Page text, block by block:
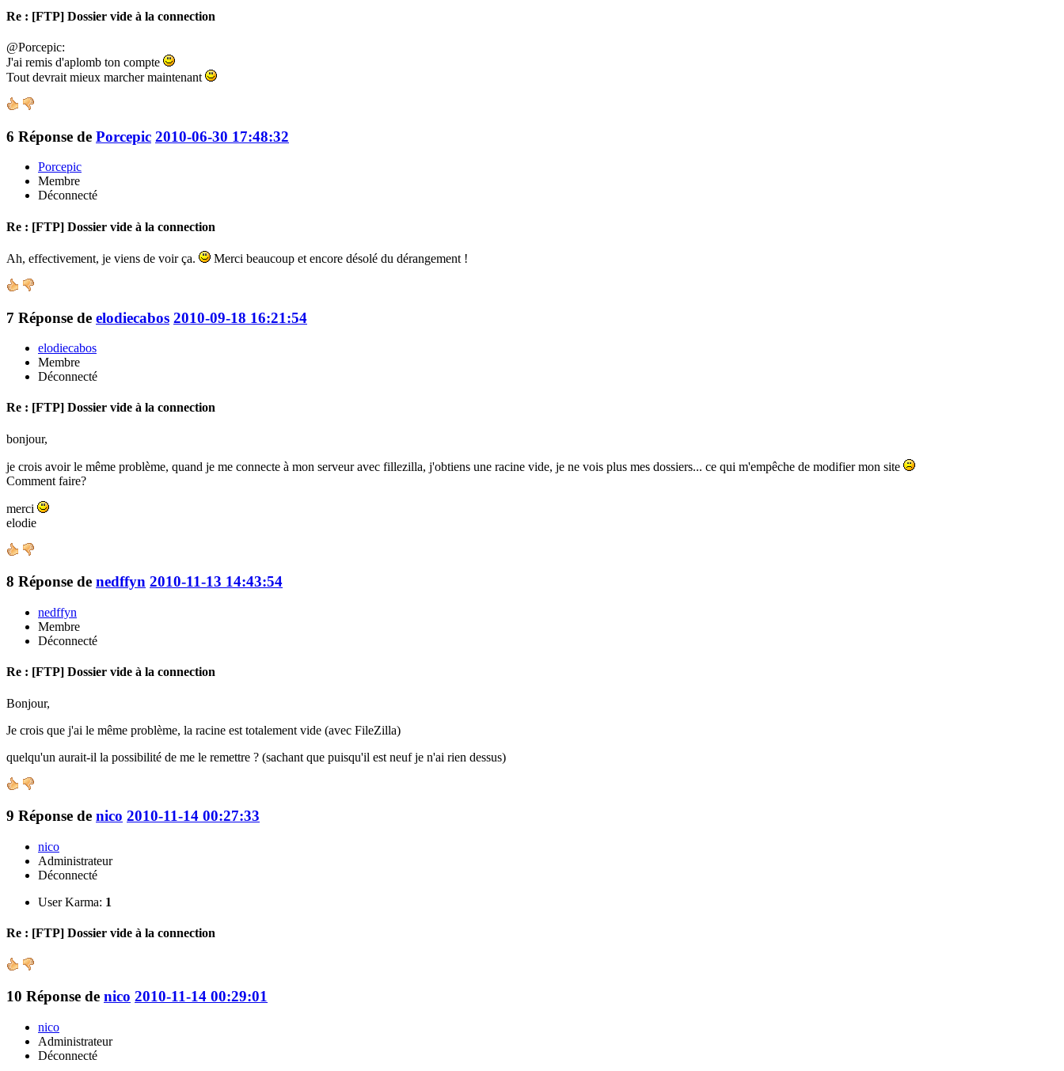
Re : [FTP] Dossier vide à la connection
@Porcepic:
J'ai remis d'aplomb ton compte
Tout devrait mieux marcher maintenant
6 Réponse de Porcepic 2010-06-30 17:48:32
Porcepic
Membre
Déconnecté
Re : [FTP] Dossier vide à la connection
Ah, effectivement, je viens de voir ça. Merci beaucoup et encore désolé du dérangement !
7 Réponse de elodiecabos 2010-09-18 16:21:54
elodiecabos
Membre
Déconnecté
Re : [FTP] Dossier vide à la connection
bonjour,
je crois avoir le même problème, quand je me connecte à mon serveur avec fillezilla, j'obtiens une racine vide, je ne vois plus mes dossiers... ce qui m'empêche de modifier mon site
Comment faire?
merci
elodie
8 Réponse de nedffyn 2010-11-13 14:43:54
nedffyn
Membre
Déconnecté
Re : [FTP] Dossier vide à la connection
Bonjour,
Je crois que j'ai le même problème, la racine est totalement vide (avec FileZilla)
quelqu'un aurait-il la possibilité de me le remettre ? (sachant que puisqu'il est neuf je n'ai rien dessus)
9 Réponse de nico 2010-11-14 00:27:33
nico
Administrateur
Déconnecté
User Karma: 1
Re : [FTP] Dossier vide à la connection
10 Réponse de nico 2010-11-14 00:29:01
nico
Administrateur
Déconnecté